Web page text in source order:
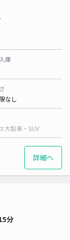
庫
なし
大型車・SUV
詳細へ
分